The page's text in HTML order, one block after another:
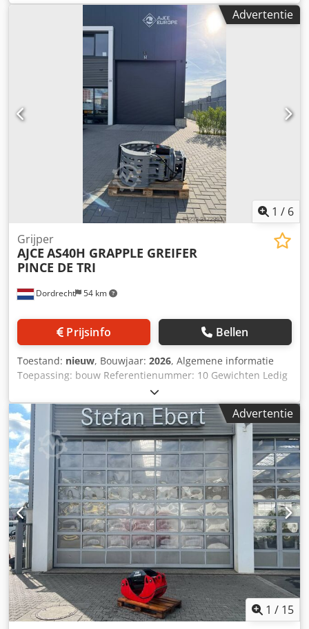
laadruimte: 120 x 80 x 60 cm CE-markering: ja Staat
Algemene staat: zeer goed Technische staat: zeer goed
Optische staat: zeer goed Crjdjy Atz Tjpfx Ah Dof
Aanvullende informatie Geschikt voor de volgende
machines: 2-5 Leveringsvoorwaarden: EXW Werkdruk: 160-
200 bar Benodigde hydraulische doorstroming: 30 l/min
Productieland: KR Aanvullende informatie Neem contact
op met Ö. Inalkac voor meer informatie.
Advertentie
1 / 6
Dordrecht 54 km
Grijper
AJCE AS40H GRAPPLE GREIFER
PINCE DE TRI
Prijsinfo Bellen
Toestand: nieuw, Bouwjaar: 2026, Algemene informatie
Toepassing: bouw Referentienummer: 10 Gewichten Ledig
gewicht: 430 kg Functioneel Afmetingen laadruimte: 120 x
80 x 60 cm CE-markering: ja Staat Crodpey Dfyqefx Ah Def
Algemene staat: zeer goed Technische staat: zeer goed
Optische staat: zeer goed Aanvullende informatie Geschikt
voor de volgende machines: 4-9 ton
Leveringsvoorwaarden: EXW Werkdruk: 150-200 bar
Vereiste hydraulische doorstroming: 50 l/min
Productieland: KR Aanvullende informatie Neem contact
op met Ö. Inalkac voor meer informatie.
Advertentie
1 / 15